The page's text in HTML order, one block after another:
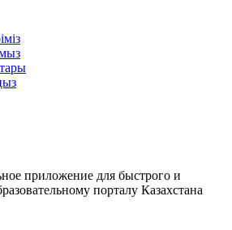
приложение для быстрого и
порталу Казахстана